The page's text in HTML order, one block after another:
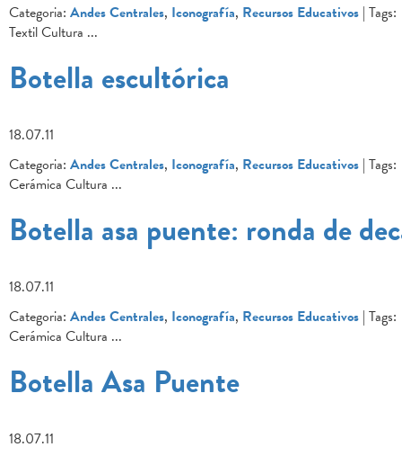
Categoria: Andes Centrales, Iconografía, Recursos Educativos | Tags:
Textil Cultura ...
Botella escultórica
18.07.11
Categoria: Andes Centrales, Iconografía, Recursos Educativos | Tags:
Cerámica Cultura ...
Botella asa puente: ronda de
18.07.11
Categoria: Andes Centrales, Iconografía, Recursos Educativos | Tags:
Cerámica Cultura ...
Botella Asa Puente
18.07.11